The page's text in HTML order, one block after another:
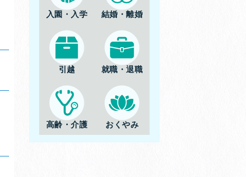
入園・入学 結婚・離婚
引越 就職・退職
高齢・介護 おくやみ